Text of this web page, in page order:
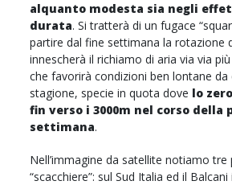
alquanto modesta sia negli
durata. Si tratterà di un fugace
partire dal fine settimana la rotazione
innescherà il richiamo di aria via via
che favorirà condizioni ben lontane da
stagione, specie in quota dove lo
fin verso i 3000m nel corso della
settimana.
Nell’immagine da satellite notiamo
“scacchiere”: sul Sud Italia ed il